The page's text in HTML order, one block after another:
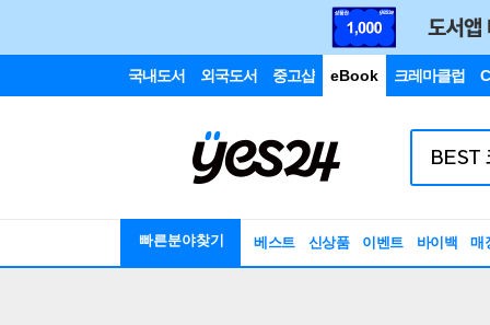
국내도서 외국도서 중고샵 eBook 크레마클럽
빠른분야찾기 베스트 신상품 이벤트 바이백 매